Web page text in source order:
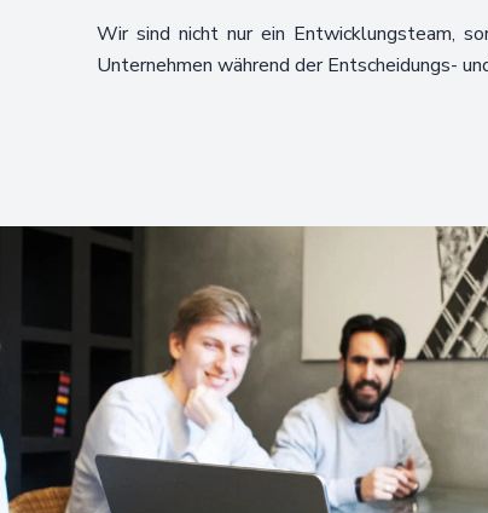
Wir sind nicht nur ein Entwicklungsteam,
Unternehmen während der Entscheidungs-